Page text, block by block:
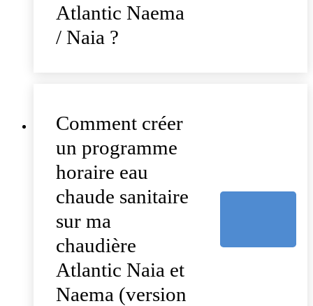
Atlantic Naema
/ Naia ?
Comment créer
un programme
horaire eau
chaude sanitaire
sur ma
chaudière
Atlantic Naia et
Naema (version